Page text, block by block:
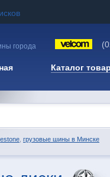
города
Каталог
грузовые шины в Минске